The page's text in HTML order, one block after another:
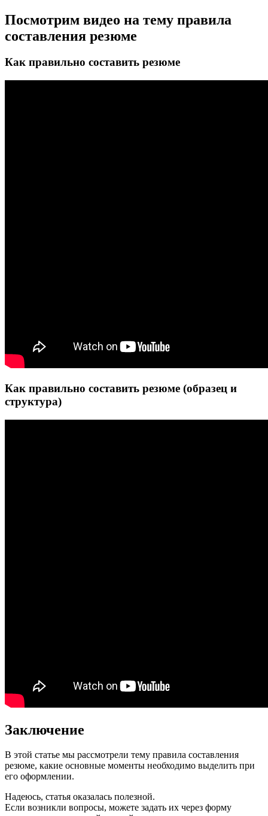
Посмотрим видео на тему правила
составления резюме
Как правильно составить резюме
Как правильно составить резюме (образец и
структура)
Заключение
В этой статье мы рассмотрели тему правила составления
резюме, какие основные моменты необходимо выделить при
его оформлении.
Надеюсь, статья оказалась полезной.
Если возникли вопросы, можете задать их через форму